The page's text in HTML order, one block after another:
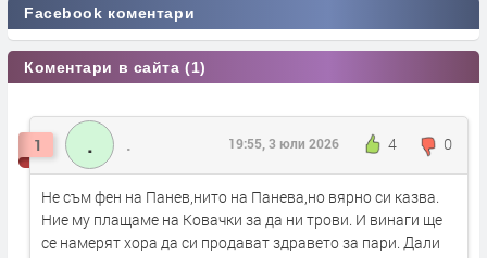
Facebook коментари
Коментари в сайта (1)
1 . . 4 0
19:55, 3 юли 2026
Не съм фен на Панев,нито на Панева,но вярно си казва.
Ние му плащаме на Ковачки за да ни трови. И винаги ще
се намерят хора да си продават здравето за пари. Дали